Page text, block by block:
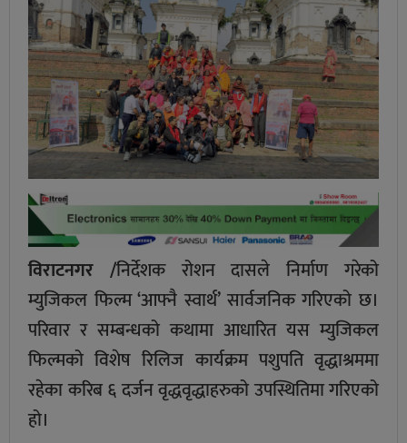
विराटनगर /निर्देशक रोशन दासले निर्माण गरेको
म्युजिकल फिल्म ‘आफ्नै स्वार्थ’ सार्वजनिक गरिएको छ।
परिवार र सम्बन्धको कथामा आधारित यस म्युजिकल
फिल्मको विशेष रिलिज कार्यक्रम पशुपति वृद्धाश्रममा
रहेका करिब ६ दर्जन वृद्धवृद्धाहरुको उपस्थितिमा गरिएको
हो।